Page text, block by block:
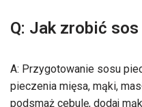
Q: Jak zrobić
A: Przygotowanie sosu
pieczenia mięsa, mąki,
podsmaż cebulę, dodaj